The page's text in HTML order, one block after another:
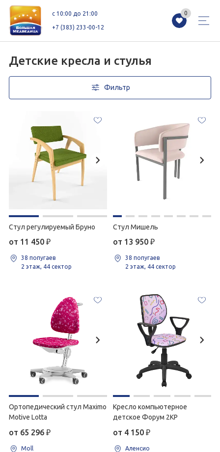
+7 (383) 233-00-12
c 10:00 до 21:00 0
Каталог
Схемы этажей
+7 (383) 233-00-12
Детские кресла и стулья
Фильтр
Стул регулируемый Бруно
от 11 450 ₽
38 попугаев
2 этаж, 44 сектор
Стул Мишель
от 13 950 ₽
38 попугаев
2 этаж, 44 сектор
Ортопедический стул Maximo
Motive Lotta
от 65 296 ₽
Moll
Кресло компьютерное
детское Форум 2КР
от 4 150 ₽
Аленсио